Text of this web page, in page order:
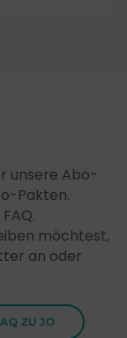
unsere Abo-
Pakten.
möchtest,
an oder
ZU JO